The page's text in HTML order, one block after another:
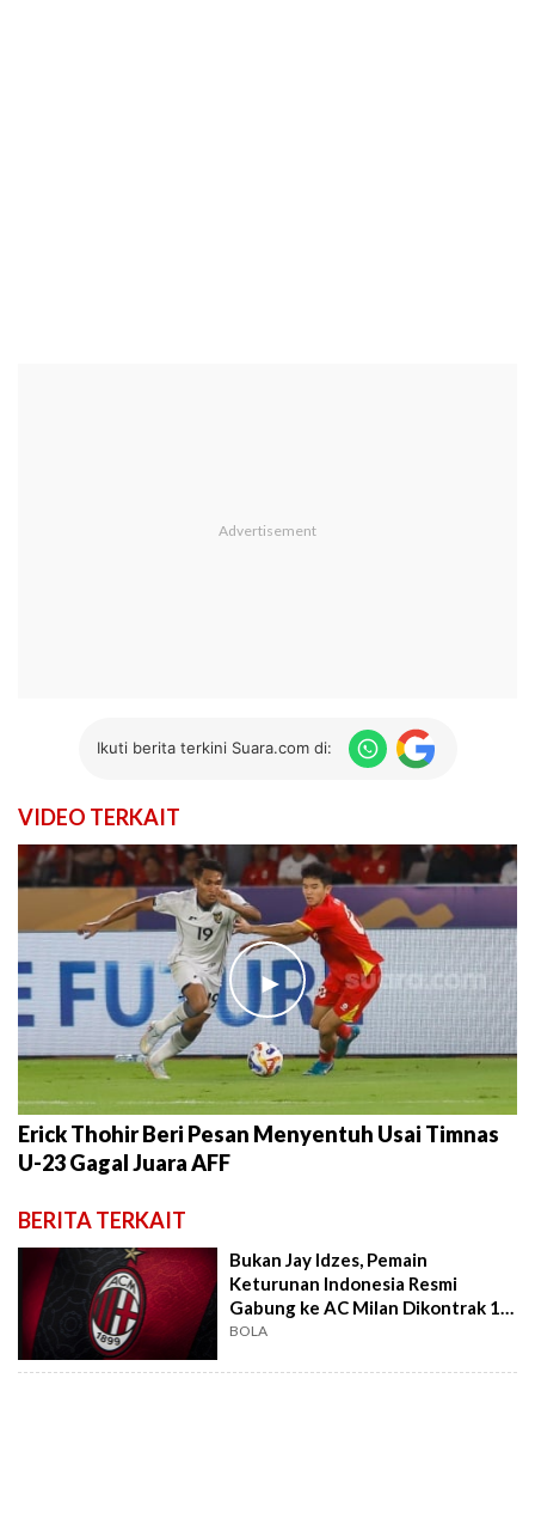
Ikuti berita terkini Suara.com di:
VIDEO TERKAIT
►
Erick Thohir Beri Pesan Menyentuh Usai Timnas
U-23 Gagal Juara AFF
BERITA TERKAIT
Bukan Jay Idzes, Pemain
Keturunan Indonesia Resmi
Gabung ke AC Milan Dikontrak 1
Tahun
BOLA